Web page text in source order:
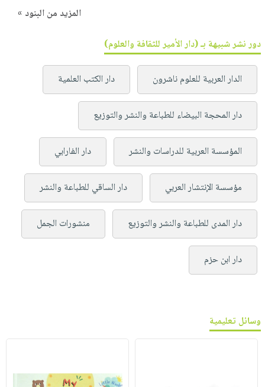
المزيد من البنود »
دور نشر شبيهة بـ (دار الأمير للثقافة والعلوم)
الدار العربية للعلوم ناشرون دار الكتب العلمية
دار المحجة البيضاء للطباعة والنشر والتوزيع
المؤسسة العربية للدراسات والنشر دار الفارابي
مؤسسة الإنتشار العربي دار الساقي للطباعة والنشر
دار المدى للطباعة والنشر والتوزيع منشورات الجمل
دار ابن حزم
وسائل تعليمية